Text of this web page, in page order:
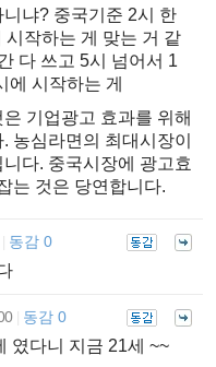
냐? 중국기준 2시 한
작하는 게 맞는 거 같
다 쓰고 5시 넘어서 1
에 시작하는 게
기업광고 효과를 위해
농심라면의 최대시장이
다. 중국시장에 광고효
는 것은 당연합니다.
동감 0
동감 0
였다니 지금 21세 ~~